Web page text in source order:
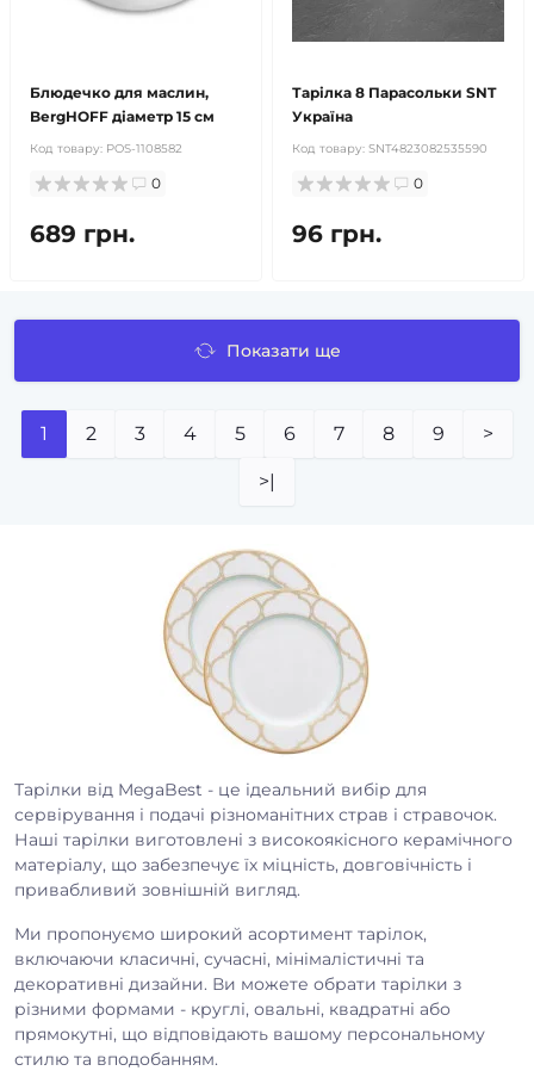
Блюдечко для маслин,
BergHOFF діаметр 15 см
Код товару: POS-1108582
0
689 грн.
Тарілка 8 Парасольки SNT
Україна
Код товару: SNT4823082535590
0
96 грн.
Показати ще
1 2 3 4 5 6 7 8 9 >
>|
Тарілки від MegaBest - це ідеальний вибір для
сервірування і подачі різноманітних страв і стравочок.
Наші тарілки виготовлені з високоякісного керамічного
матеріалу, що забезпечує їх міцність, довговічність і
привабливий зовнішній вигляд.
Ми пропонуємо широкий асортимент тарілок,
включаючи класичні, сучасні, мінімалістичні та
декоративні дизайни. Ви можете обрати тарілки з
різними формами - круглі, овальні, квадратні або
прямокутні, що відповідають вашому персональному
стилю та вподобанням.